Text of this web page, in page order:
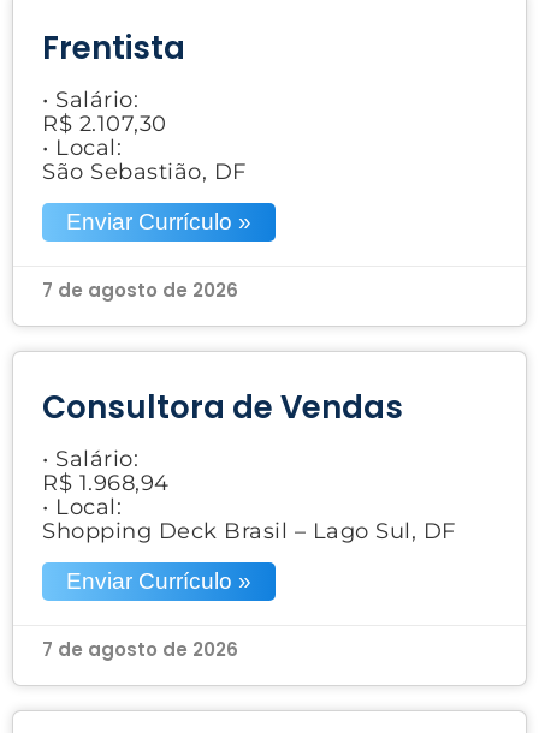
Frentista
• Salário:
R$ 2.107,30
• Local:
São Sebastião, DF
Enviar Currículo »
7 de agosto de 2026
Consultora de Vendas
• Salário:
R$ 1.968,94
• Local:
Shopping Deck Brasil – Lago Sul, DF
Enviar Currículo »
7 de agosto de 2026